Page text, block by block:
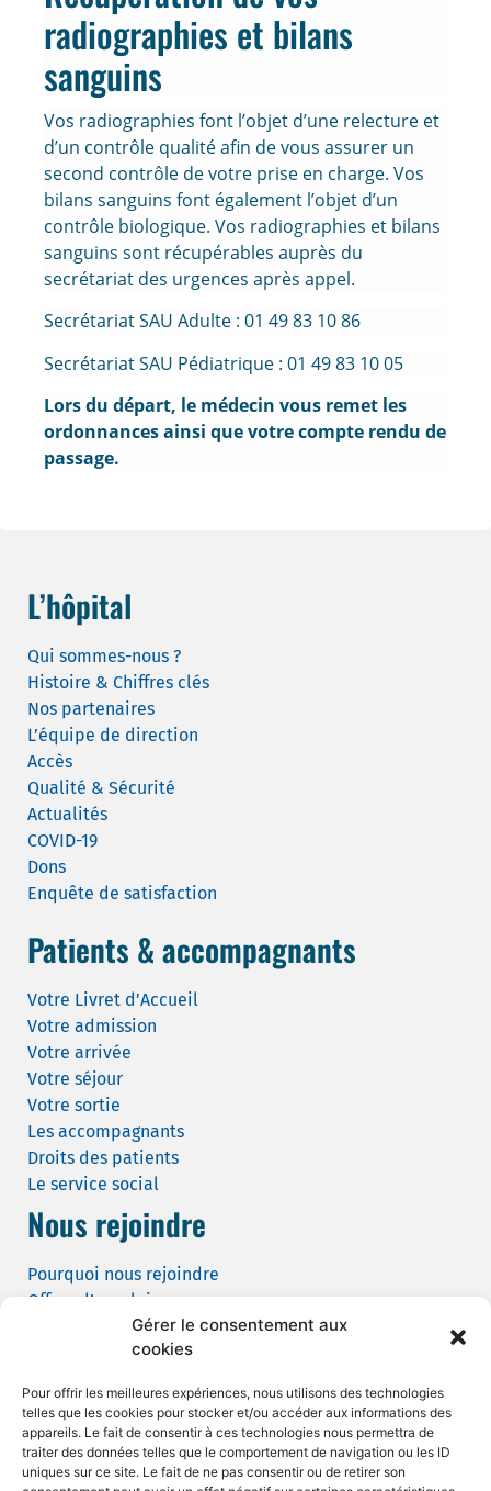
Gérer le consentement aux
cookies
Pour offrir les meilleures expériences, nous utilisons des technologies
telles que les cookies pour stocker et/ou accéder aux informations des
appareils. Le fait de consentir à ces technologies nous permettra de
traiter des données telles que le comportement de navigation ou les ID
uniques sur ce site. Le fait de ne pas consentir ou de retirer son
radiographies et bilans
sanguins
Vos radiographies font l’objet d’une relecture et
d’un contrôle qualité afin de vous assurer un
second contrôle de votre prise en charge. Vos
bilans sanguins font également l’objet d’un
contrôle biologique. Vos radiographies et bilans
sanguins sont récupérables auprès du
secrétariat des urgences après appel.
Secrétariat SAU Adulte : 01 49 83 10 86
Secrétariat SAU Pédiatrique : 01 49 83 10 05
Lors du départ, le médecin vous remet les
ordonnances ainsi que votre compte rendu de
passage.
L’hôpital
Qui sommes-nous ?
Histoire & Chiffres clés
Nos partenaires
L’équipe de direction
Accès
Qualité & Sécurité
Actualités
COVID-19
Dons
Enquête de satisfaction
Patients & accompagnants
Votre Livret d’Accueil
Votre admission
Votre arrivée
Votre séjour
Votre sortie
Les accompagnants
Droits des patients
Le service social
Nous rejoindre
Pourquoi nous rejoindre
Offres d’emploi
Candidature spontanée
Demande de tournage